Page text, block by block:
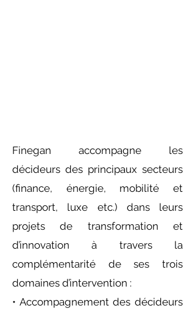
Finegan accompagne les
décideurs des principaux secteurs
(finance, énergie, mobilité et
transport, luxe etc.) dans leurs
projets de transformation et
d’innovation à travers la
complémentarité de ses trois
domaines d’intervention :
• Accompagnement des décideurs